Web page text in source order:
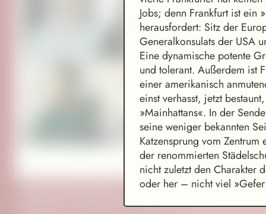
Jobs; denn Frankfurt ist ein
herausfordert: Sitz der
Generalkonsulats der USA
Eine dynamische potente
und tolerant. Außerdem ist
einer amerikanisch
einst verhasst, jetzt
»Mainhattans«. In der
seine weniger bekannten
Katzensprung vom
der renommierten
nicht zuletzt den Charakter
oder her – nicht viel
Liederzyklus mit Geschichten von Menschen im Abseits